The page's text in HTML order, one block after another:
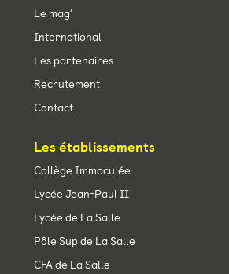
Le mag’
International
Les partenaires
Recrutement
Contact
Les établissements
Collège Immaculée
Lycée Jean-Paul II
Lycée de La Salle
Pôle Sup de La Salle
CFA de La Salle